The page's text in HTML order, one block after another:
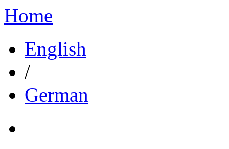
Home
English
/
German